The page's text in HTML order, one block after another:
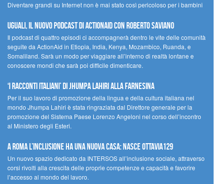
Diventare grandi su Internet non è mai stato così pericoloso per i bambini
UGUALI, il nuovo podcast di ACTIONAID con Roberto Saviano
Il podcast di quattro episodi ci accompagnerà dentro le vite delle comunità
seguite da ActionAid in Etiopia, India, Kenya, Mozambico, Ruanda, e
Somaliland. Sarà un modo per viaggiare all’interno di realtà lontane e
conoscere mondi che sarà poi difficile dimenticare.
‘I racconti italiani’ di Jhumpa Lahiri alla Farnesina
Per il suo lavoro di promozione della lingua e della cultura italiana nel
mondo Jhumpa Lahiri è stata ringraziata dal Direttore generale per la
promozione del Sistema Paese Lorenzo Angeloni nel corso dell’incontro
al Ministero degli Esteri.
A Roma l’inclusione ha una nuova casa: nasce Ottavia129
Un nuovo spazio dedicato da INTERSOS all’inclusione sociale, attraverso
corsi rivolti alla crescita delle proprie competenze e capacità e favorire
l’accesso al mondo del lavoro.